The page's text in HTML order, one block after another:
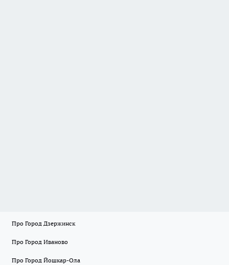
Про Город Дзержинск
Про Город Иваново
Про Город Йошкар-Ола